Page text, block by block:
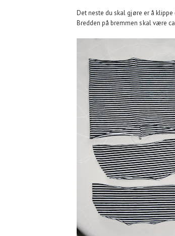
Det neste du skal gjøre er å
Bredden på bremmen skal være